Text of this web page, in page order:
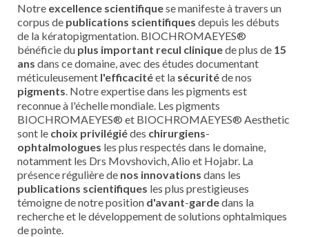
Notre excellence scientifiquese manifeste à travers un
corpus de publications scientifiques depuis les débuts
de la kératopigmentation. BIOCHROMAEYES®
bénéficie du plus important recul cliniquede plus de 15
ans dans ce domaine, avec des études documentant
méticuleusement l'efficacitéet la sécuritéde nos
pigments. Notre expertise dans les pigments est
reconnue à l'échelle mondiale. Les pigments
BIOCHROMAEYES® et BIOCHROMAEYES® Aesthetic
sont le choix privilégiédes chirurgiens-
ophtalmologues les plus respectés dans le domaine,
notamment les Drs Movshovich, Alio et Hojabr. La
présence régulière de nos innovations dans les
publications scientifiques les plus prestigieuses
témoigne de notre position d'avant-gardedans la
recherche et le développement de solutions ophtalmiques
de pointe.